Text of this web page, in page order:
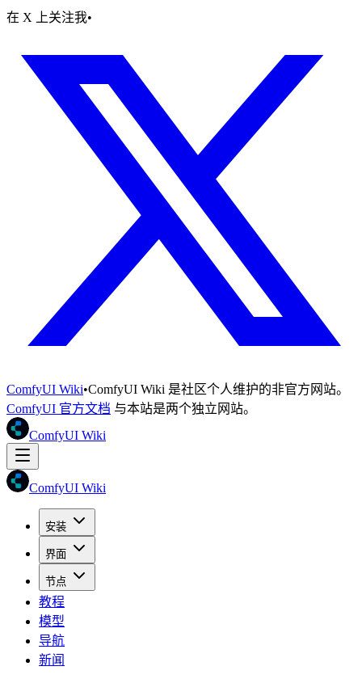
在 X 上关注我•
ComfyUI Wiki•ComfyUI Wiki 是社区个人维护的非官方网站。
ComfyUI 官方文档 与本站是两个独立网站。
ComfyUI Wiki
ComfyUI Wiki
安装
界面
节点
教程
模型
导航
新闻